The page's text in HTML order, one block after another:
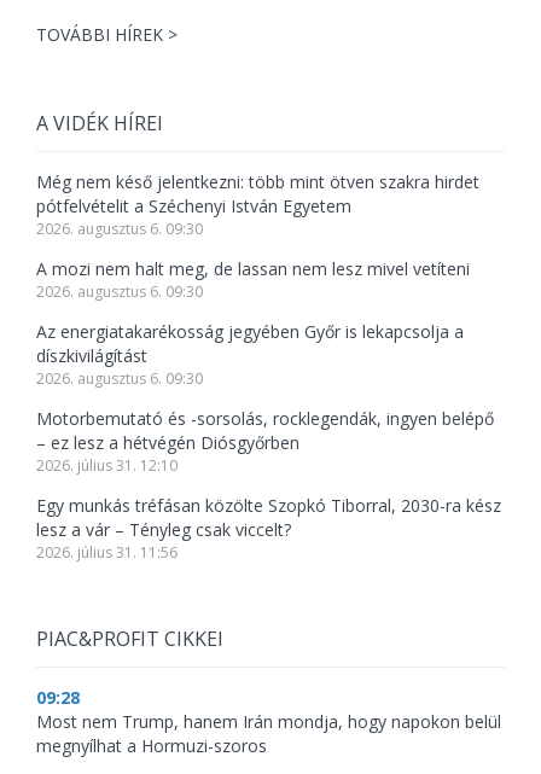
TOVÁBBI HÍREK >
A VIDÉK HÍREI
Még nem késő jelentkezni: több mint ötven szakra hirdet
pótfelvételit a Széchenyi István Egyetem
2026. augusztus 6. 09:30
A mozi nem halt meg, de lassan nem lesz mivel vetíteni
2026. augusztus 6. 09:30
Az energiatakarékosság jegyében Győr is lekapcsolja a
díszkivilágítást
2026. augusztus 6. 09:30
Motorbemutató és -sorsolás, rocklegendák, ingyen belépő
– ez lesz a hétvégén Diósgyőrben
2026. július 31. 12:10
Egy munkás tréfásan közölte Szopkó Tiborral, 2030-ra kész
lesz a vár – Tényleg csak viccelt?
2026. július 31. 11:56
PIAC&PROFIT CIKKEI
09:28
Most nem Trump, hanem Irán mondja, hogy napokon belül
megnyílhat a Hormuzi-szoros